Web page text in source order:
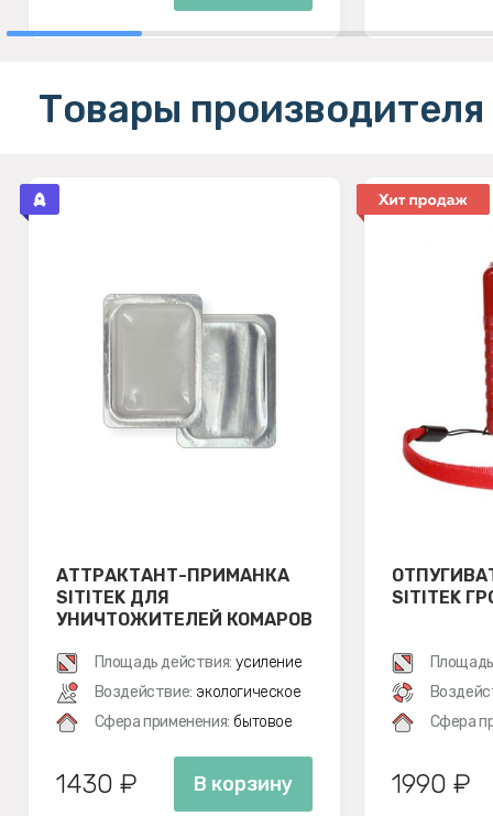
Товары производителя
АТТРАКТАНТ-ПРИМАНКА
SITITEK ДЛЯ
УНИЧТОЖИТЕЛЕЙ КОМАРОВ
Площадь действия: усиление
Воздействие: экологическое
Сфера применения: бытовое
1430 ₽ В корзину
SITITEK
Сфера
1990 ₽